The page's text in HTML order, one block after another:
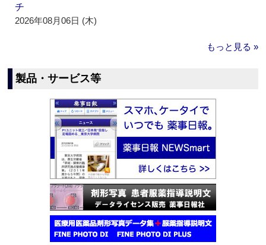
チ
2026年08月06日 (木)
もっと見る »
製品・サービス等